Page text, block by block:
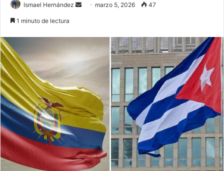
Ismael Hernández
Send marzo 5, 2026 47
1 minuto de lectura